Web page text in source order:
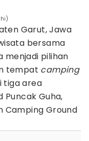
Garut, Jawa
bersama
menjadi pilihan
tempat camping
tiga area
Puncak Guha,
Camping Ground